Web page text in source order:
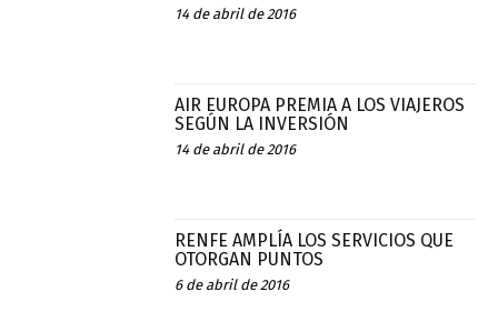
14 de abril de 2016
AIR EUROPA PREMIA A LOS VIAJEROS
SEGÚN LA INVERSIÓN
14 de abril de 2016
RENFE AMPLÍA LOS SERVICIOS QUE
OTORGAN PUNTOS
6 de abril de 2016